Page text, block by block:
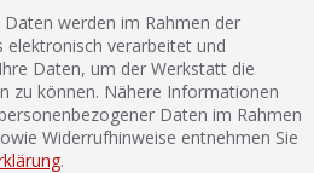
werden im Rahmen der
elektronisch verarbeitet und
Daten, um der Werkstatt die
zu können. Nähere Informationen
Daten im Rahmen
Widerrufhinweise entnehmen Sie
.